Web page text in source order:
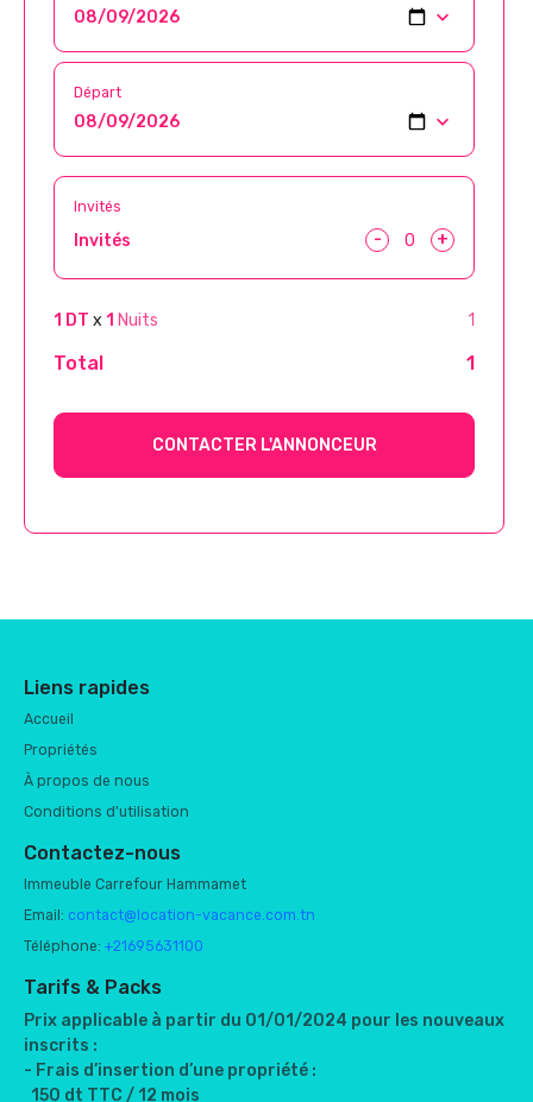
Départ
Invités
Invités - +
1 DT x 1 Nuits 1
Total 1
CONTACTER L'ANNONCEUR
Liens rapides
Accueil
Propriétés
À propos de nous
Conditions d'utilisation
Contactez-nous
Immeuble Carrefour Hammamet
Email: contact@location-vacance.com.tn
Téléphone: +21695631100
Tarifs & Packs
Prix applicable à partir du 01/01/2024 pour les nouveaux
inscrits :
- Frais d’insertion d’une propriété :
150 dt TTC / 12 mois